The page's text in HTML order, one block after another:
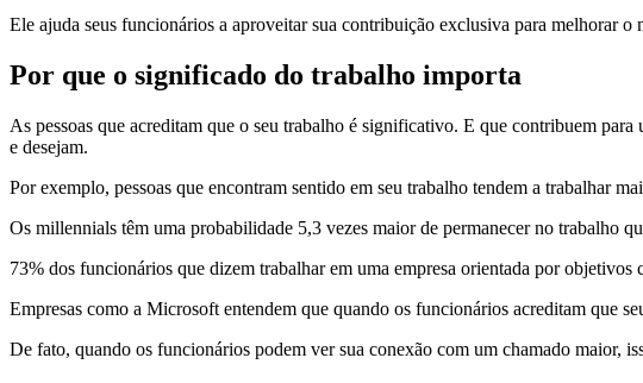
Ele ajuda seus funcionários a aproveitar sua contribuição exclusiva para melhorar o
Por que o significado do trabalho importa
As pessoas que acreditam que o seu trabalho é significativo. E que contribuem
e desejam.
Por exemplo, pessoas que encontram sentido em seu trabalho tendem a trabalhar
Os millennials têm uma probabilidade 5,3 vezes maior de permanecer no trabalho
73% dos funcionários que dizem trabalhar em uma empresa orientada por
Empresas como a Microsoft entendem que quando os funcionários acreditam que
De fato, quando os funcionários podem ver sua conexão com um chamado maior,